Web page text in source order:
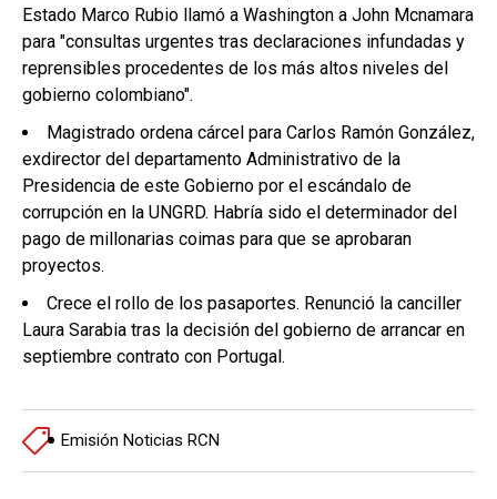
Estado Marco Rubio llamó a Washington a John Mcnamara
para "consultas urgentes tras declaraciones infundadas y
reprensibles procedentes de los más altos niveles del
gobierno colombiano".
Magistrado ordena cárcel para Carlos Ramón González,
exdirector del departamento Administrativo de la
Presidencia de este Gobierno por el escándalo de
corrupción en la UNGRD. Habría sido el determinador del
pago de millonarias coimas para que se aprobaran
proyectos.
Crece el rollo de los pasaportes. Renunció la canciller
Laura Sarabia tras la decisión del gobierno de arrancar en
septiembre contrato con Portugal.
Emisión Noticias RCN